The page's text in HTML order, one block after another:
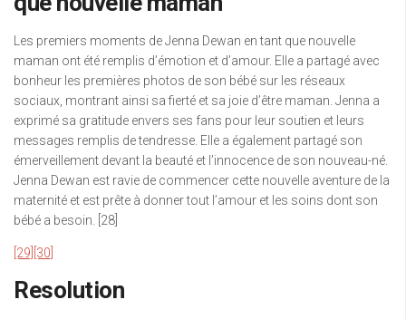
Les premiers moments de Jenna Dewan en tant que nouvelle
maman ont été remplis d’émotion et d’amour. Elle a partagé avec
bonheur les premières photos de son bébé sur les réseaux
sociaux, montrant ainsi sa fierté et sa joie d’être maman. Jenna a
exprimé sa gratitude envers ses fans pour leur soutien et leurs
messages remplis de tendresse. Elle a également partagé son
émerveillement devant la beauté et l’innocence de son nouveau-né.
Jenna Dewan est ravie de commencer cette nouvelle aventure de la
maternité et est prête à donner tout l’amour et les soins dont son
bébé a besoin. [28]
[29] [30]
Resolution